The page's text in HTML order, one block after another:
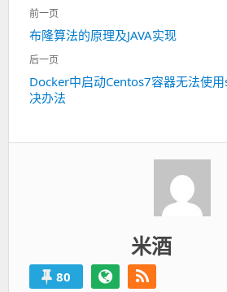
章
导
航
前一页
上
一
布隆算法的原理及JAVA实现
后一页
下
一
Docker中启动Centos7容器无法使
决办法
米酒
80